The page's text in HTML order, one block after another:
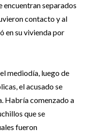
encuentran separados
contacto y al
en su vivienda por
mediodía, luego de
el acusado se
Habría comenzado a
que se
fueron